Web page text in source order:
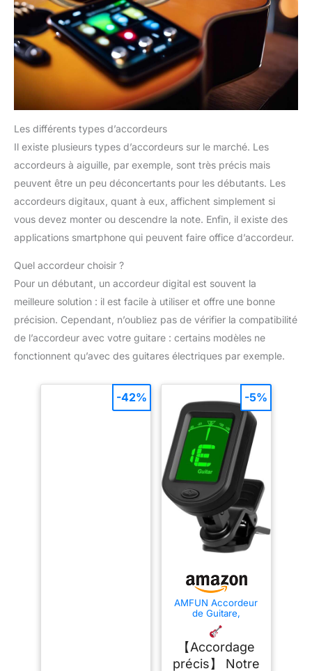
Les différents types d’accordeurs
Il existe plusieurs types d’accordeurs sur le marché. Les
accordeurs à aiguille, par exemple, sont très précis mais
peuvent être un peu déconcertants pour les débutants. Les
accordeurs digitaux, quant à eux, affichent simplement si
vous devez monter ou descendre la note. Enfin, il existe des
applications smartphone qui peuvent faire office d’accordeur.
Quel accordeur choisir ?
Pour un débutant, un accordeur digital est souvent la
meilleure solution : il est facile à utiliser et offre une bonne
précision. Cependant, n’oubliez pas de vérifier la compatibilité
de l’accordeur avec votre guitare : certains modèles ne
fonctionnent qu’avec des guitares électriques par exemple.
-42%
AMFUN Accordeur
de Guitare,
Accordeur à Pince
Compact, Pince
Tuner Portable avec
Ecran LCD 360°
Rotation, pour
【Accordage
précis】 Notre
-5%